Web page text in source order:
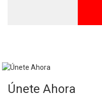
Únete Ahora